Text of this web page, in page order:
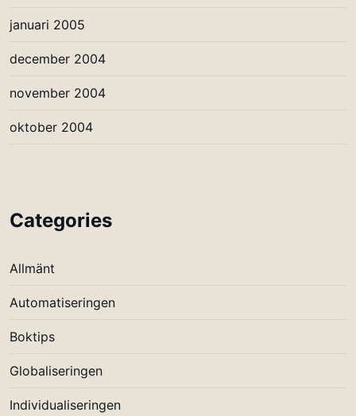
januari 2005
december 2004
november 2004
oktober 2004
Categories
Allmänt
Automatiseringen
Boktips
Globaliseringen
Individualiseringen